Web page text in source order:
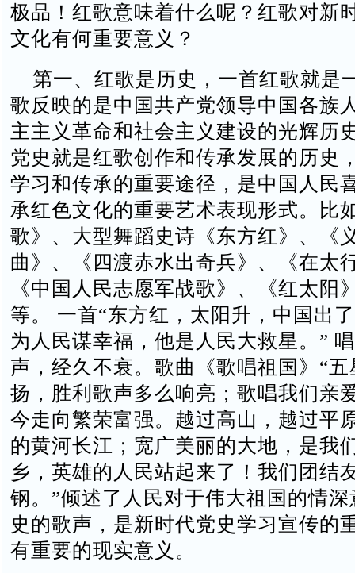
极品！红歌意味着什么呢？红歌对新
文化有何重要意义？
第一、红歌是历史，一首红歌就是
歌反映的是中国共产党领导中国各族
主主义革命和社会主义建设的光辉历
党史就是红歌创作和传承发展的历史
学习和传承的重要途径，是中国人民
承红色文化的重要艺术表现形式。比
歌》、大型舞蹈史诗《东方红》、《
曲》、《四渡赤水出奇兵》、《在太
《中国人民志愿军战歌》、《红太阳
等。 一首“东方红，太阳升，中国出
为人民谋幸福，他是人民大救星。”
声，经久不衰。歌曲《歌唱祖国》“
扬，胜利歌声多么响亮；歌唱我们亲
今走向繁荣富强。越过高山，越过平
的黄河长江；宽广美丽的大地，是我
乡，英雄的人民站起来了！我们团结
钢。”倾述了人民对于伟大祖国的情
史的歌声，是新时代党史学习宣传的
有重要的现实意义。